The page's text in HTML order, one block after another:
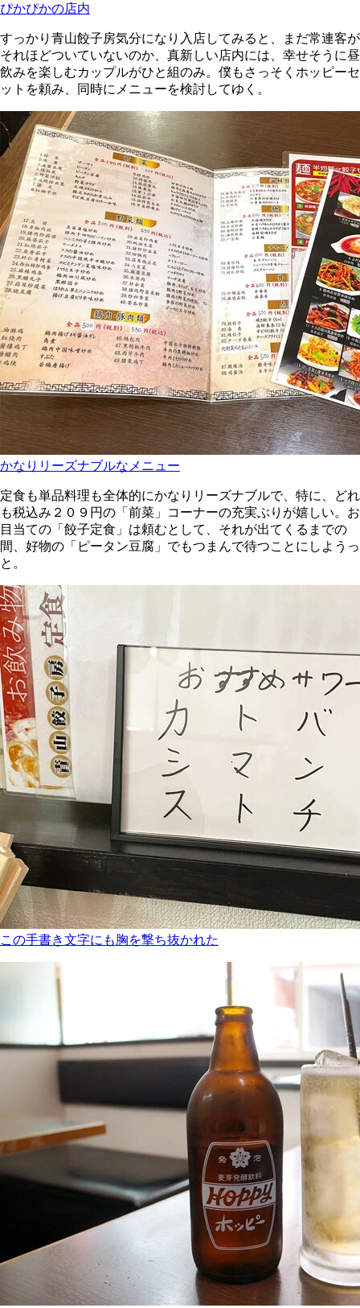
ぴかぴかの店内
すっかり青山餃子房気分になり入店してみると、まだ常連客が
それほどついていないのか、真新しい店内には、幸せそうに昼
飲みを楽しむカップルがひと組のみ。僕もさっそくホッピーセ
ットを頼み、同時にメニューを検討してゆく。
かなりリーズナブルなメニュー
定食も単品料理も全体的にかなりリーズナブルで、特に、どれ
も税込み２０９円の「前菜」コーナーの充実ぶりが嬉しい。お
目当ての「餃子定食」は頼むとして、それが出てくるまでの
間、好物の「ピータン豆腐」でもつまんで待つことにしようっ
と。
この手書き文字にも胸を撃ち抜かれた